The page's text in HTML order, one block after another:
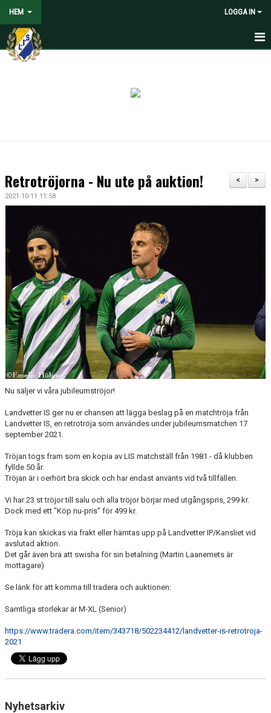
HEM LOGGA IN
HEM
BLI PARTNER TILL LIS
SPELARE
LEDARE
POLICYDOKUMENT
KALENDER
EVENEMANG
MEDIA
FOTBOLLSSKOLA 2026
>
<
Retrotröjorna - Nu ute på auktion!
2021-10-11 11:58
Nu säljer vi våra jubileumströjor!
Landvetter IS ger nu er chansen att lägga beslag på en matchtröja från
Landvetter IS, en retrotröja som användes under jubileumsmatchen 17
september 2021.
Tröjan togs fram som en kopia av LIS matchställ från 1981 - då klubben
fyllde 50 år.
Tröjan är i oerhört bra skick och har endast använts vid två tillfällen.
Vi har 23 st tröjor till salu och alla tröjor börjar med utgångspris, 299 kr.
Dock med ett "Köp nu-pris" för 499 kr.
Tröja kan skickas via frakt eller hämtas upp på Landvetter IP/Kansliet vid
avslutad aktion.
Det går även bra att swisha för sin betalning (Martin Laanemets är
mottagare)
Se länk för att komma till tradera och auktionen:
Samtliga storlekar är M-XL (Senior)
https://www.tradera.com/item/343718/502234412/landvetter-is-retrotroja-
2021
Nyhetsarkiv